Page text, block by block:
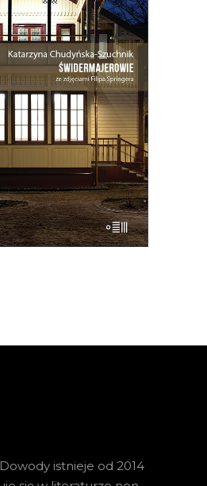
DO KOSZYKA
domy duchy, domy
uśpione i domy
domy skarbonki i domy
bezpańskie…
zł 35.75zł
DO KOSZYKA
istnieje od 2014